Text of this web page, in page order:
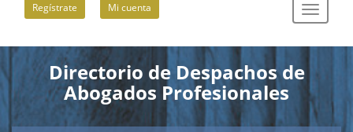
Regístrate Mi cuenta
Directorio de Despachos de
Abogados Profesionales